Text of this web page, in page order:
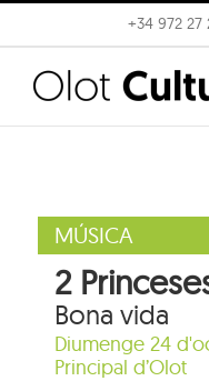
to
content
+34 972 27
MÚSICA
2
Bona vida
Diumenge 24
Principal d’Olot